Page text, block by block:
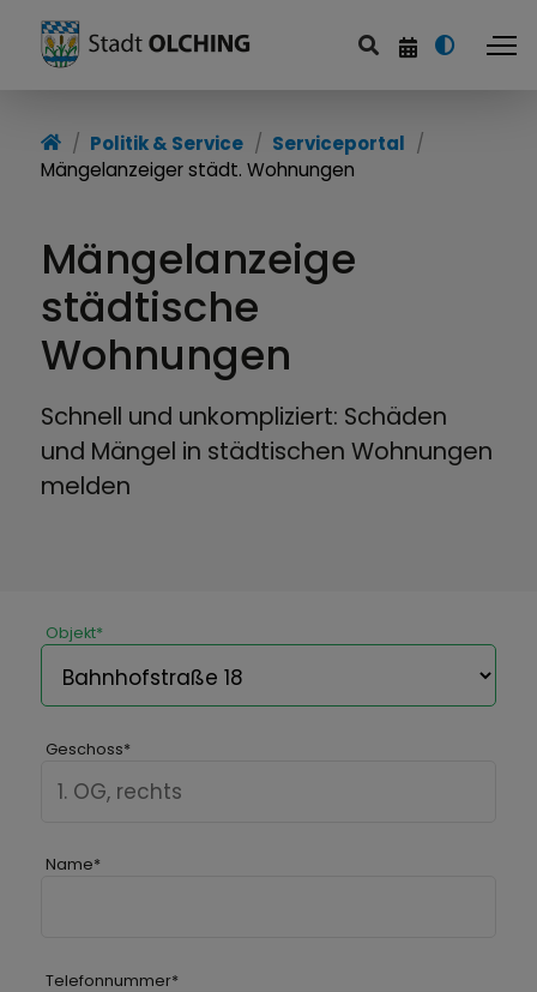
Serviceportal
Politik
Finanzen
Aktuelles
Stadtportrait
Politik & Service
Serviceportal
Mängelanzeiger städt. Wohnungen
Mängelanzeige
städtische
Wohnungen
Schnell und unkompliziert: Schäden
und Mängel in städtischen Wohnungen
melden
Objekt*
Geschoss*
Name*
Telefonnummer*